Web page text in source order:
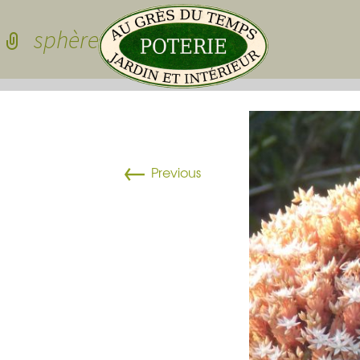
Pots de jardin
Pots de jardin
Pots à
Pots pour
grasses
dessous de
Pots pour
Vasques
sphère végétalisée
← Previous